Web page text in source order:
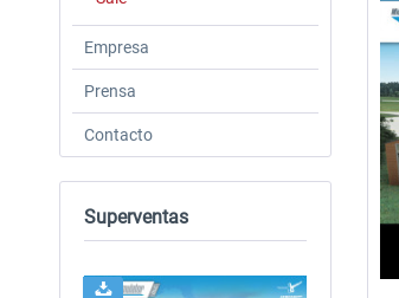
Empresa
Prensa
Contacto
Superventas